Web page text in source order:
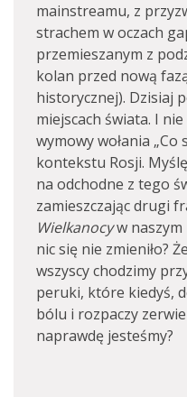
mainstreamu, z
strachem w oczach
przemieszanym z
kolan przed nową
historycznej). Dzisiaj
miejscach świata. I
wymowy wołania „Co
kontekstu Rosji.
na odchodne z tego
zamieszczając drugi
Wielkanocyw naszym
nic się nie zmieniło?
wszyscy chodzimy
peruki, które kiedyś,
bólu i rozpaczy
naprawdę jesteśmy?